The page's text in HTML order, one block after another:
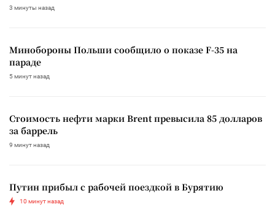
3 минуты назад
Минобороны Польши сообщило о показе F-35 на
параде
5 минут назад
Стоимость нефти марки Brent превысила 85 долларов
за баррель
9 минут назад
Путин прибыл с рабочей поездкой в Бурятию
10 минут назад